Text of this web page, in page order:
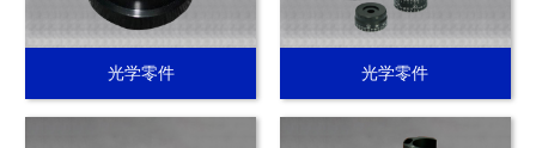
光学零件 光学零件